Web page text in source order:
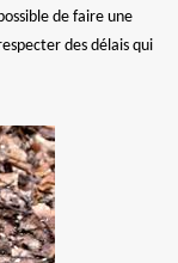
de faire une
des délais qui